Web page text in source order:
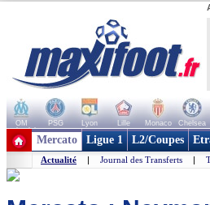
OM PSG Lyon Lille Monaco Chelsea
+ de clubs
Mercato Ligue 1 L2/Coupes
Actualité | Journal des Transferts |